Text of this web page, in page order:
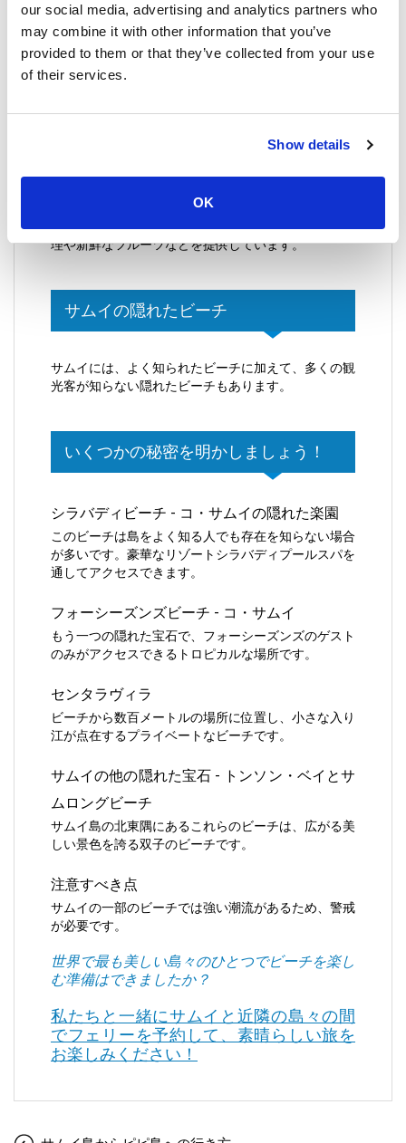
our social media, advertising and analytics partners who
may combine it with other information that you’ve
provided to them or that they’ve collected from your use
of their services.
Show details
OK
ビーチにある大きな木々
多くのビーチは大きな木々の自然な日陰に包まれてお
り、リゾート施設のある場所でもまだ自然のまま残っ
ています。
サムイのビーチでは、プロのマッサージを手頃な価格
礼儀正しいビーチのベンダー
地元のビーチベンダーは非常に礼儀正しく、地元の料
理や新鮮なフルーツなどを提供しています。
サムイの隠れたビーチ
サムイには、よく知られたビーチに加えて、多くの観
光客が知らない隠れたビーチもあります。
いくつかの秘密を明かしましょう！
シラバディビーチ - コ・サムイの隠れた楽園
このビーチは島をよく知る人でも存在を知らない場合
が多いです。豪華なリゾートシラバディプールスパを
通してアクセスできます。
フォーシーズンズビーチ - コ・サムイ
もう一つの隠れた宝石で、フォーシーズンズのゲスト
のみがアクセスできるトロピカルな場所です。
センタラヴィラ
ビーチから数百メートルの場所に位置し、小さな入り
江が点在するプライベートなビーチです。
サムイの他の隠れた宝石 - トンソン・ベイとサ
ムロングビーチ
サムイ島の北東隅にあるこれらのビーチは、広がる美
しい景色を誇る双子のビーチです。
注意すべき点
サムイの一部のビーチでは強い潮流があるため、警戒
が必要です。
世界で最も美しい島々のひとつでビーチを楽し
む準備はできましたか？
私たちと一緒にサムイと近隣の島々の間
でフェリーを予約して、素晴らしい旅を
お楽しみください！